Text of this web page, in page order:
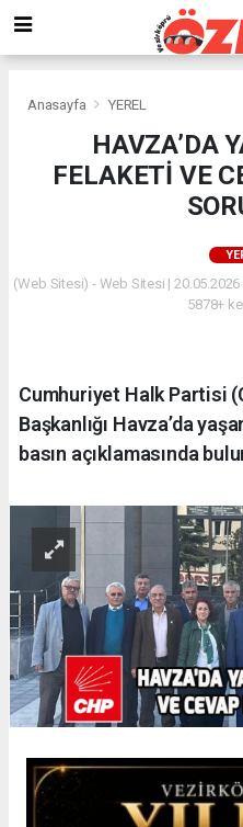
Anasayfa YEREL
HAVZA’DA
FELAKETİ VE
(Web Sitesi) - Web Sitesi |
5878+
Cumhuriyet Halk Partisi
Başkanlığı Havza’da
basın açıklamasında